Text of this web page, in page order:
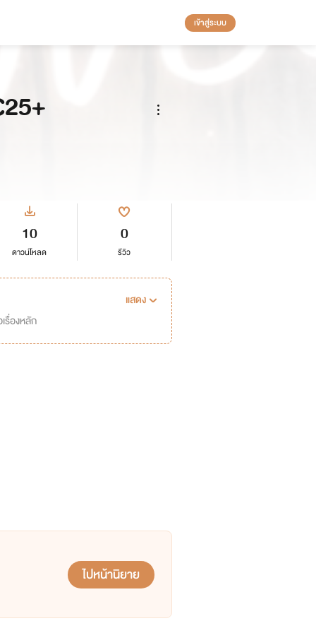
เข้าสู่ระบบ
10
ดาวน์โหลด
0
รีวิว
แสดง
รื่องหลัก
ไปหน้านิยาย